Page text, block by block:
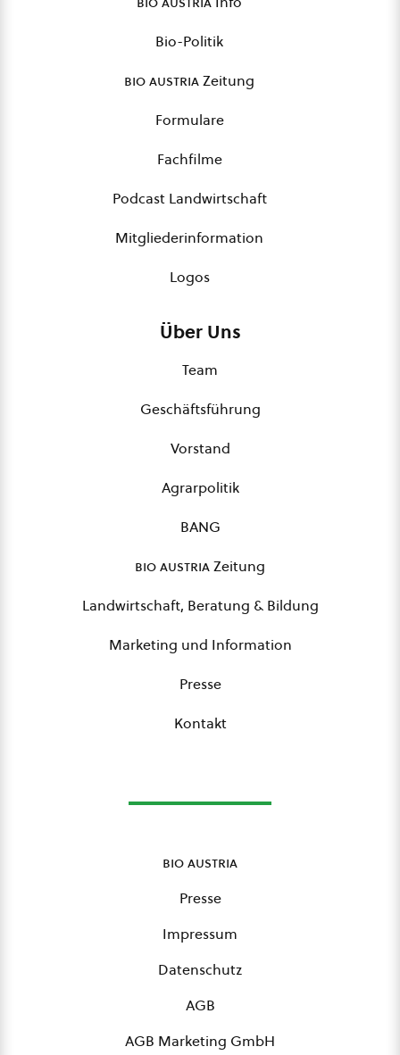
Bio-Politik
bio austriaZeitung
Formulare
Fachfilme
Podcast Landwirtschaft
Mitgliederinformation
Logos
Über Uns
Team
Geschäftsführung
Vorstand
Agrarpolitik
BANG
bio austriaZeitung
Landwirtschaft, Beratung & Bildung
Marketing und Information
Presse
Kontakt
bio austria
Presse
Impressum
Datenschutz
AGB
AGB Marketing GmbH